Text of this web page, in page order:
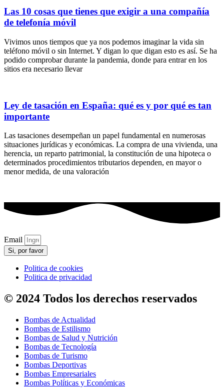
Las 10 cosas que tienes que exigir a una compañía
de telefonía móvil
Vivimos unos tiempos que ya nos podemos imaginar la vida sin
teléfono móvil o sin Internet. Y digan lo que digan esto es así. Se ha
podido comprobar durante la pandemia, donde para entrar en los
sitios era necesario llevar
Ley de tasación en España: qué es y por qué es tan
importante
Las tasaciones desempeñan un papel fundamental en numerosas
situaciones jurídicas y económicas. La compra de una vivienda, una
herencia, un reparto patrimonial, la constitución de una hipoteca o
determinados procedimientos tributarios dependen, en mayor o
menor medida, de una valoración
Email
Si, por favor
Politica de cookies
Politica de privacidad
© 2024 Todos los derechos reservados
Bombas de Actualidad
Bombas de Estilismo
Bombas de Salud y Nutrición
Bombas de Tecnología
Bombas de Turismo
Bombas Deportivas
Bombas Empresariales
Bombas Políticas y Económicas